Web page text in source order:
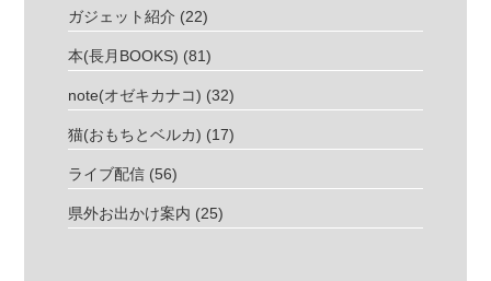
ガジェット紹介 (22)
本(長月BOOKS) (81)
note(オゼキカナコ) (32)
猫(おもちとベルカ) (17)
ライブ配信 (56)
県外お出かけ案内 (25)